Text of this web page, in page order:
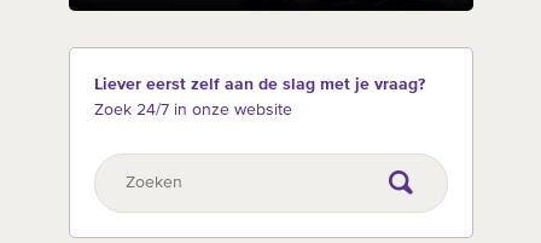
Liever eerst zelf aan de slag met je vraag?
Zoek 24/7 in onze website